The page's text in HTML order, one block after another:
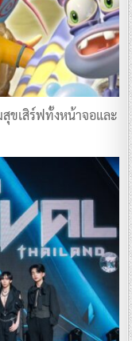
ขเสิร์ฟทั้งหน้าจอและ